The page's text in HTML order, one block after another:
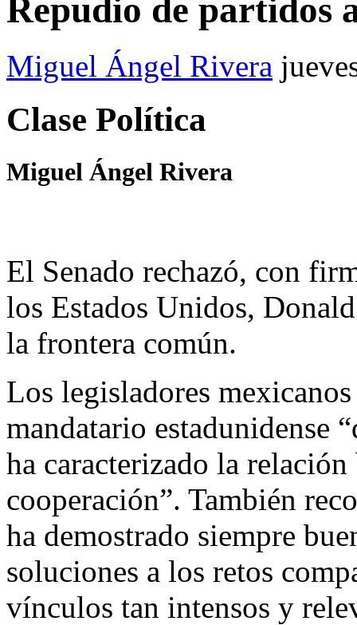
Repudio de partidos
Miguel Ángel Rivera
Clase Política
Miguel Ángel Rivera
El Senado rechazó, con
los Estados Unidos,
la frontera común.
Los legisladores
mandatario estadunidense
ha caracterizado la
cooperación”. También
ha demostrado siempre
soluciones a los retos
vínculos tan intensos y